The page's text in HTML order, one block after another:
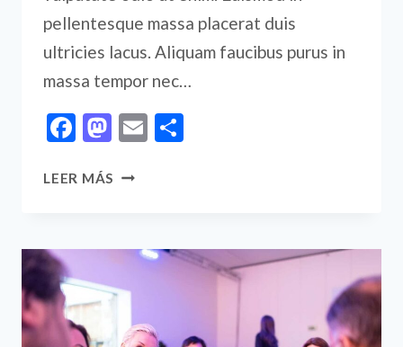
pellentesque massa placerat duis
ultricies lacus. Aliquam faucibus purus in
massa tempor nec…
Facebook
Mastodon
Email
LEER MÁS BY
YOU
ARE
TO